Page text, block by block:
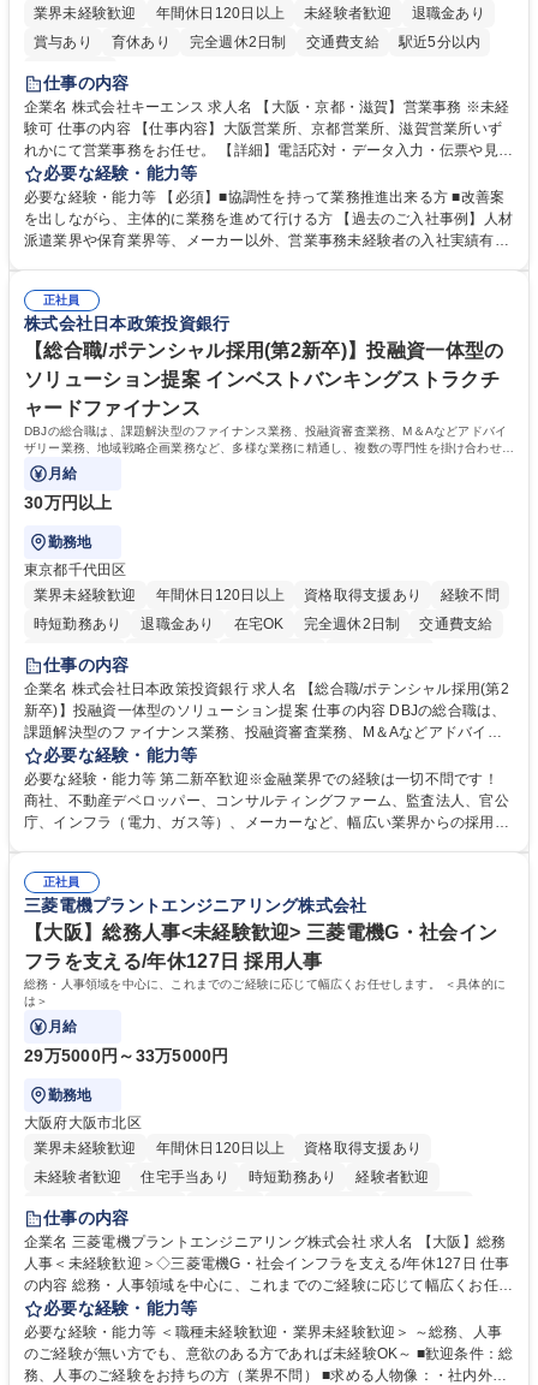
業界未経験歓迎 年間休日120日以上 未経験者歓迎
退職金あり
賞与あり
育休あり 完全週休2日制 交通費支給
駅近5分以内
土日祝休み
仕事の内容
企業名 株式会社キーエンス 求人名 【大阪・京都・滋賀】営業事務 ※未経
験可 仕事の内容 【仕事内容】大阪営業所、京都営業所、滋賀営業所いず
れかにて営業事務をお任せ。 【詳細】電話応対・データ入力・伝票や見積
の作成・カタログ送付・来客対応・営業所内で発生する事務業務や業務改
善をお任せ。 【教育制度】ご入社後、育成担当とペアになりながらOJTに
て業務を覚えていただくことが可能です。業務システムがきちんと構築さ
れているため、スムーズに仕事に慣れることができる環境です。また、
募集職種 【大阪・京都・滋賀】営業事務 ※未経験可
必要な経験・能力等
必要な経験・能力等 【必須】■協調性を持って業務推進出来る方 ■改善案
を出しながら、主体的に業務を進めて行ける方 【過去のご入社事例】人材
派遣業界や保育業界等、メーカー以外、営業事務未経験者の入社実績有
えて、お客様や社員の状況に合わせ、能動的なサポート、改善の動きも期
待され。組織を支えるスペシャリストとして、チームに貢献し、結果的に
社員から頼られる存在になることができます。平均19:30の退勤以降の業
務の持ち帰りも禁止されており、メリハリのある働き方となります。 学
歴・資格 学歴：大学院 大学 高専 短大 語学力： 資格：
正社員
株式会社日本政策投資銀行
【総合職/ポテンシャル採用(第2新卒)】投融資一体型の
ソリューション提案 インベストバンキングストラクチ
ャードファイナンス
DBJの総合職は、課題解決型のファイナンス業務、投融資審査業務、M＆Aなどアドバイ
ザリー業務、地域戦略企画業務など、多様な業務に精通し、複数の専門性を掛け合わせて
広く社会に貢献していく職種です。
月給
30万円以上
勤務地
東京都千代田区
業界未経験歓迎
年間休日120日以上 資格取得支援あり
経験不問
時短勤務あり
退職金あり 在宅OK 完全週休2日制
交通費支給
駅近5分以内
食事補助あり
託児所あり
仕事の内容
企業名 株式会社日本政策投資銀行 求人名 【総合職/ポテンシャル採用(第2
新卒)】投融資一体型のソリューション提案 仕事の内容 DBJの総合職は、
課題解決型のファイナンス業務、投融資審査業務、M＆Aなどアドバイザ
リー業務、地域戦略企画業務など、多様な業務に精通し、複数の専門性を
掛け合わせて広く社会に貢献していく職種です。 入社後は、横断的なロー
テーションを経て適性や専門性に応じたキャリアを形成していただきま
す。総合職として入社いただき、下記いずれかの部門でご活躍いただきま
ート・ナレッジ業務 ※それぞれの業務内容に関しては、別途その他労働条
件備考欄に記載 募集職種 【総合職/ポテンシャル採用(第2新卒)】投融資一
体型のソリューション提案
必要な経験・能力等
必要な経験・能力等 第二新卒歓迎※金融業界での経験は一切不問です！
商社、不動産デベロッパー、コンサルティングファーム、監査法人、官公
庁、インフラ（電力、ガス等）、メーカーなど、幅広い業界からの採用実
く高い志を併せもった人材を求めています。ポテンシャル採用（第2新
卒）では、金融業界での経験や知識を問いません。新たな時代を見据え
て、複雑化する社会課題の解決に向けて先鞭をつける役割を担いたい、と
いう気概をお持ちの方を心待ちにしています。 学歴・資格 学歴：大学院
大学 語学力： 資格：
正社員
三菱電機プラントエンジニアリング株式会社
【大阪】総務人事<未経験歓迎> 三菱電機G・社会イン
フラを支える/年休127日 採用人事
総務・人事領域を中心に、これまでのご経験に応じて幅広くお任せします。 ＜具体的に
は＞
月給
29万5000円～33万5000円
勤務地
大阪府大阪市北区
業界未経験歓迎
年間休日120日以上
資格取得支援あり
未経験者歓迎
住宅手当あり 時短勤務あり
経験者歓迎
退職金あり
駅近5分以内
土日祝休み 服装自由 寮・社宅あり 食事補助あり
仕事の内容
企業名 三菱電機プラントエンジニアリング株式会社 求人名 【大阪】総務
人事＜未経験歓迎＞◇三菱電機G・社会インフラを支える/年休127日 仕事
の内容 総務・人事領域を中心に、これまでのご経験に応じて幅広くお任せ
します。 ＜具体的には＞ ・総務/人事労務（給与・社保・勤怠管理など）
・採用・教育研修 ・福利厚生運用 など ※基本的には事務所勤務ですが、
採用や教育等の業務内容により、関西圏以外への日帰り・宿泊を伴う国内
出張もございます。 ※担当業務を持ちつつ、お互いに助け合いながら、総
必要な経験・能力等
必要な経験・能力等 ＜職種未経験歓迎・業界未経験歓迎＞ ～総務、人事
のご経験が無い方でも、意欲のある方であれば未経験OK～ ■歓迎条件：総
務、人事のご経験をお持ちの方（業界不問） ■求める人物像：・社内外の